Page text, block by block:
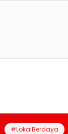
#LokalBerdaya